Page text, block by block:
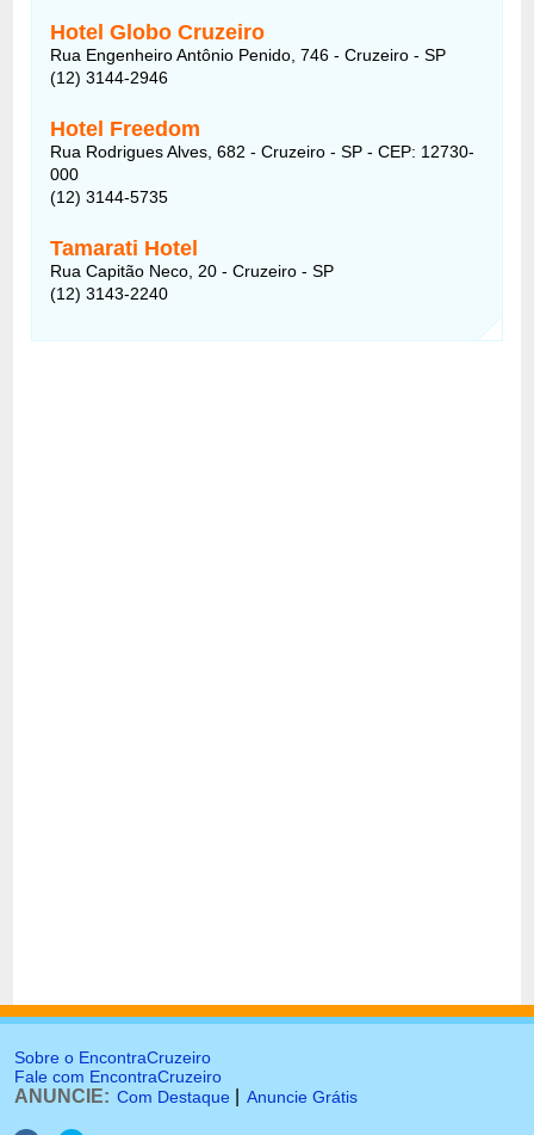
Hotel Globo Cruzeiro
Rua Engenheiro Antônio Penido, 746 - Cruzeiro - SP
(12) 3144-2946
Hotel Freedom
Rua Rodrigues Alves, 682 - Cruzeiro - SP - CEP: 12730-
000
(12) 3144-5735
Tamarati Hotel
Rua Capitão Neco, 20 - Cruzeiro - SP
(12) 3143-2240
Sobre o EncontraCruzeiro
Fale com EncontraCruzeiro
ANUNCIE: Com Destaque Anuncie Grátis